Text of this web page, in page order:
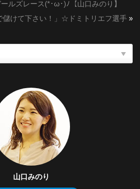
ルズレース(*･ω･)ﾉ【山口みのり】
儲けて下さい！」☆ドミトリエフ選手 »
山口みのり